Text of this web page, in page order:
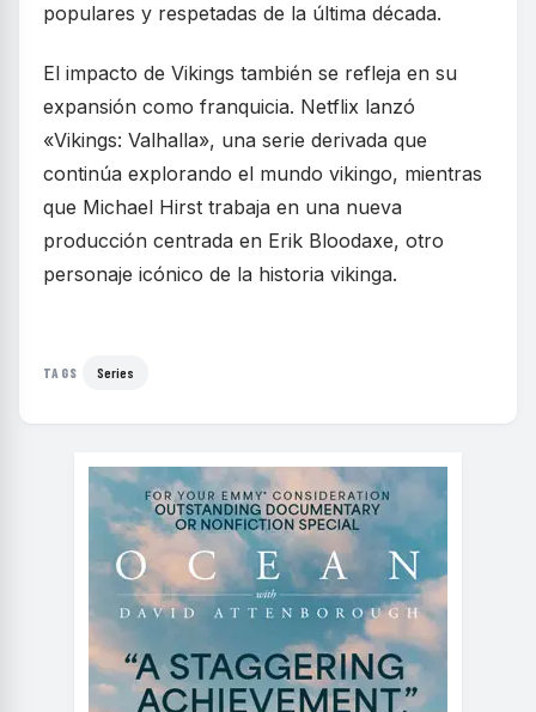
populares y respetadas de la última década.
El impacto de Vikings también se refleja en su
expansión como franquicia. Netflix lanzó
«Vikings: Valhalla», una serie derivada que
continúa explorando el mundo vikingo, mientras
que Michael Hirst trabaja en una nueva
producción centrada en Erik Bloodaxe, otro
personaje icónico de la historia vikinga.
TAGS Series